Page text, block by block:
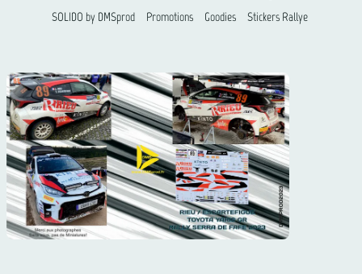
SOLIDO by DMSprod
Promotions Goodies Stickers Rallye